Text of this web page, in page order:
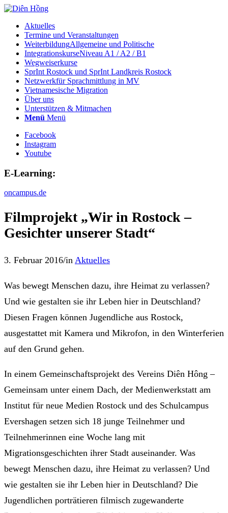
Aktuelles
Termine und Veranstaltungen
WeiterbildungAllgemeine und Politische
IntegrationskurseNiveau A1 / A2 / B1
Wegweiserkurse
SprInt Rostock und SprInt Landkreis Rostock
Netzwerkfür Sprachmittlung in MV
Vietnamesische Migration
Über uns
Unterstützen & Mitmachen
Menü Menü
Facebook
Instagram
Youtube
E-Learning:
oncampus.de
Filmprojekt „Wir in Rostock –
Gesichter unserer Stadt“
3. Februar 2016/in Aktuelles
Was bewegt Menschen dazu, ihre Heimat zu verlassen?
Und wie gestalten sie ihr Leben hier in Deutschland?
Diesen Fragen können Jugendliche aus Rostock,
ausgestattet mit Kamera und Mikrofon, in den Winterferien
auf den Grund gehen.
In einem Gemeinschaftsprojekt des Vereins Diên Hông –
Gemeinsam unter einem Dach, der Medienwerkstatt am
Institut für neue Medien Rostock und des Schulcampus
Evershagen setzen sich 18 junge Teilnehmer und
Teilnehmerinnen eine Woche lang mit
Migrationsgeschichten ihrer Stadt auseinander. Was
bewegt Menschen dazu, ihre Heimat zu verlassen? Und
wie gestalten sie ihr Leben hier in Deutschland? Die
Jugendlichen porträtieren filmisch zugewanderte